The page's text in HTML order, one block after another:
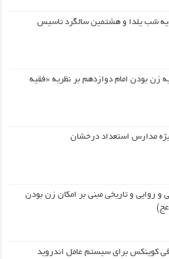
شب یلدا و هشتمین سالگرد تاسیس
زن بودن امام دوازدهم بر نظریه «فقیه
مدارس استعداد درخشان
و روایی و تاریخی مبنی بر امکان زن بودن
کوینکس برای سیستم عامل اندروید